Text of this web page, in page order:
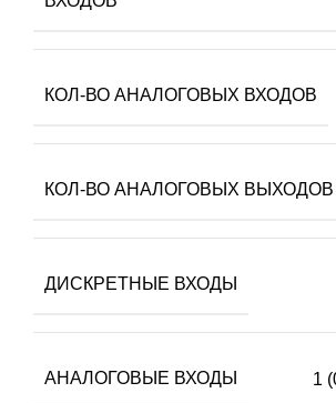
КОЛ-ВО АНАЛОГОВЫХ ВХОДОВ
КОЛ-ВО АНАЛОГОВЫХ ВЫХОДОВ
ДИСКРЕТНЫЕ ВХОДЫ
АНАЛОГОВЫЕ ВХОДЫ 1